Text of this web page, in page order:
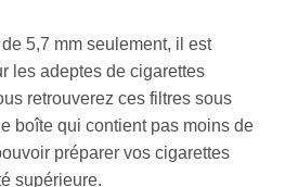
5,7 mm seulement, il est
les adeptes de cigarettes
retrouverez ces filtres sous
boîte qui contient pas moins de
préparer vos cigarettes
supérieure.